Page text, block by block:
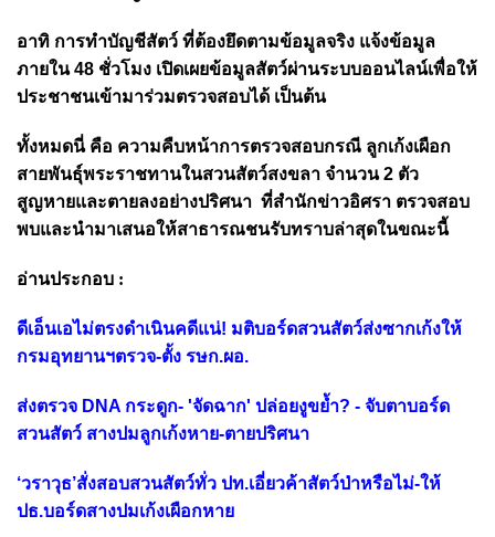
อาทิ การทำบัญชีสัตว์ ที่ต้องยึดตามข้อมูลจริง แจ้งข้อมูล
ภายใน 48 ชั่วโมง เปิดเผยข้อมูลสัตว์ผ่านระบบออนไลน์เพื่อให้
ประชาชนเข้ามาร่วมตรวจสอบได้ เป็นต้น
ทั้งหมดนี่ คือ ความคืบหน้าการตรวจสอบกรณี ลูกเก้งเผือก
สายพันธุ์พระราชทานในสวนสัตว์สงขลา จำนวน 2 ตัว
สูญหายและตายลงอย่างปริศนา ที่สำนักข่าวอิศรา ตรวจสอบ
พบและนำมาเสนอให้สาธารณชนรับทราบล่าสุดในขณะนี้
อ่านประกอบ :
ดีเอ็นเอไม่ตรงดำเนินคดีแน่! มติบอร์ดสวนสัตว์ส่งซากเก้งให้
กรมอุทยานฯตรวจ-ตั้ง รษก.ผอ.
ส่งตรวจ DNA กระดูก- 'จัดฉาก' ปล่อยงูขย้ำ? - จับตาบอร์ด
สวนสัตว์ สางปมลูกเก้งหาย-ตายปริศนา
‘วราวุธ’สั่งสอบสวนสัตว์ทั่ว ปท.เอี่ยวค้าสัตว์ป่าหรือไม่-ให้
ปธ.บอร์ดสางปมเก้งเผือกหาย